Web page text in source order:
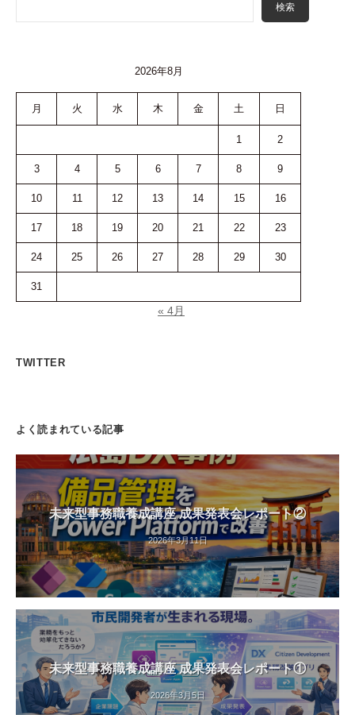
検索
2026年8月
月 火 水 木 金 土 日
1 2
3 4 5 6 7 8 9
10 11 12 13 14 15 16
17 18 19 20 21 22 23
24 25 26 27 28 29 30
31
« 4月
TWITTER
よく読まれている記事
未来型事務職養成講座 成果発表会レポート②
2026年3月11日
未来型事務職養成講座 成果発表会レポート①
2026年3月5日